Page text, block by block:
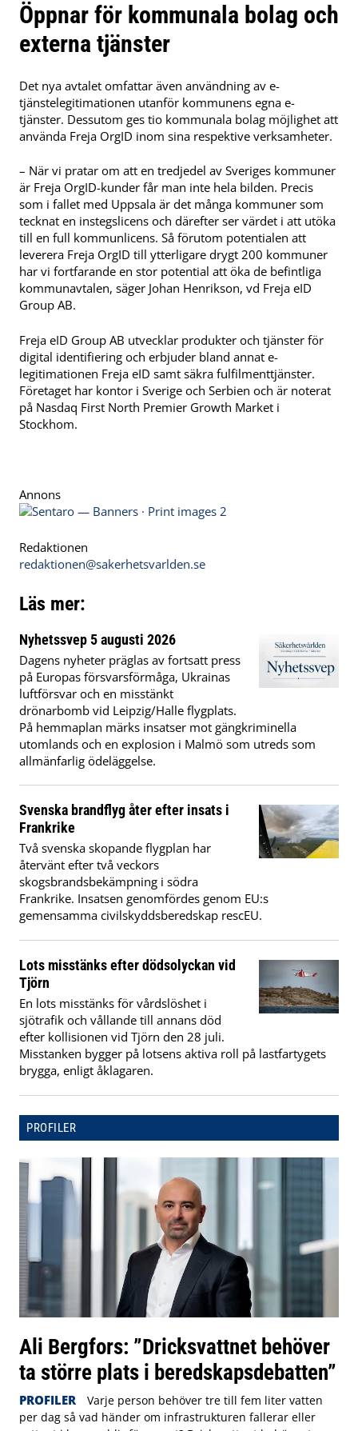
Öppnar för kommunala bolag och
externa tjänster
Det nya avtalet omfattar även användning av e-
tjänstelegitimationen utanför kommunens egna e-
tjänster. Dessutom ges tio kommunala bolag möjlighet att
använda Freja OrgID inom sina respektive verksamheter.
– När vi pratar om att en tredjedel av Sveriges kommuner
är Freja OrgID-kunder får man inte hela bilden. Precis
som i fallet med Uppsala är det många kommuner som
tecknat en instegslicens och därefter ser värdet i att utöka
till en full kommunlicens. Så förutom potentialen att
leverera Freja OrgID till ytterligare drygt 200 kommuner
har vi fortfarande en stor potential att öka de befintliga
kommunavtalen, säger Johan Henrikson, vd Freja eID
Group AB.
Freja eID Group AB utvecklar produkter och tjänster för
digital identifiering och erbjuder bland annat e-
legitimationen Freja eID samt säkra fulfilmenttjänster.
Företaget har kontor i Sverige och Serbien och är noterat
på Nasdaq First North Premier Growth Market i
Stockhom.
Annons
Redaktionen
redaktionen@sakerhetsvarlden.se
Läs mer:
Nyhetssvep 5 augusti 2026
Dagens nyheter präglas av fortsatt press
på Europas försvarsförmåga, Ukrainas
luftförsvar och en misstänkt
drönarbomb vid Leipzig/Halle flygplats.
På hemmaplan märks insatser mot gängkriminella
utomlands och en explosion i Malmö som utreds som
allmänfarlig ödeläggelse.
Svenska brandflyg åter efter insats i
Frankrike
Två svenska skopande flygplan har
återvänt efter två veckors
skogsbrandsbekämpning i södra
Frankrike. Insatsen genomfördes genom EU:s
gemensamma civilskyddsberedskap rescEU.
Lots misstänks efter dödsolyckan vid
Tjörn
En lots misstänks för vårdslöshet i
sjötrafik och vållande till annans död
efter kollisionen vid Tjörn den 28 juli.
Misstanken bygger på lotsens aktiva roll på lastfartygets
brygga, enligt åklagaren.
PROFILER
Ali Bergfors: ”Dricksvattnet behöver
ta större plats i beredskapsdebatten”
PROFILER
Varje person behöver tre till fem liter vatten
per dag så vad händer om infrastrukturen fallerar eller